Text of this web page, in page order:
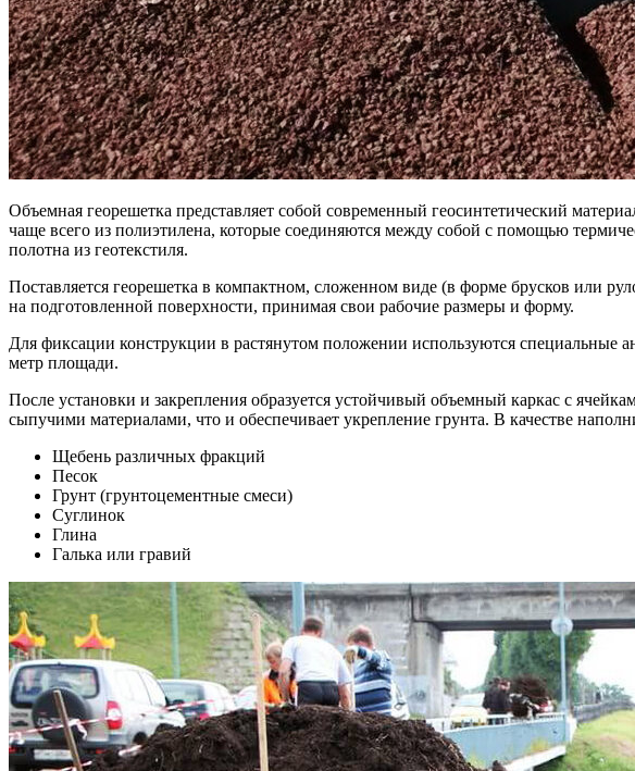
Объемная георешетка представляет собой современный геосинтетический
чаще всего из полиэтилена, которые соединяются между собой с помощью
полотна из геотекстиля.
Поставляется георешетка в компактном, сложенном виде (в форме брусков или
на подготовленной поверхности, принимая свои рабочие размеры и форму.
Для фиксации конструкции в растянутом положении используются специальные
метр площади.
После установки и закрепления образуется устойчивый объемный каркас с
сыпучими материалами, что и обеспечивает укрепление грунта. В качестве
Щебень различных фракций
Песок
Грунт (грунтоцементные смеси)
Суглинок
Глина
Галька или гравий